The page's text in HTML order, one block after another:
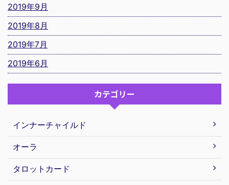
2019年9月
2019年8月
2019年7月
2019年6月
カテゴリー
インナーチャイルド
オーラ
タロットカード